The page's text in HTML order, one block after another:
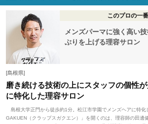
このプロの一
メンズパーマに強く高い
ぶりを上げる理容サロン
[島根県]
磨き続ける技術の上にスタッフの個性
に特化した理容サロン
島根大学正門から徒歩約1分。松江市学園でメンズヘアに特化
GAKUEN（クラップスガクエン）」を開くのは、理容師の田邊